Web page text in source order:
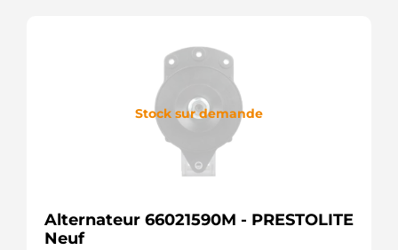
Stock sur demande
Alternateur 66021590M - PRESTOLITE
Neuf